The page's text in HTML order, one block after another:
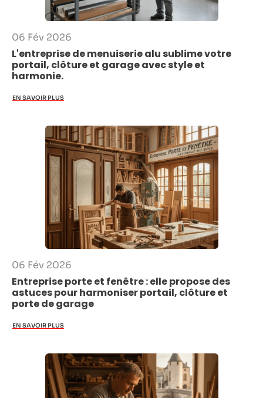
06 Fév 2026
L'entreprise de menuiserie alu sublime votre
portail, clôture et garage avec style et
harmonie.
EN SAVOIR PLUS
06 Fév 2026
Entreprise porte et fenêtre : elle propose des
astuces pour harmoniser portail, clôture et
porte de garage
EN SAVOIR PLUS